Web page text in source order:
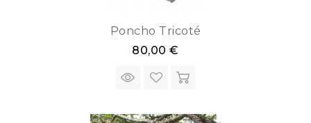
Poncho Tricoté
80,00 €